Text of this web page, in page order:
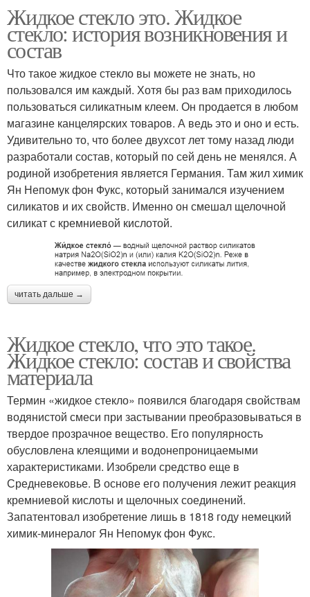
Жидкое стекло это. Жидкое
стекло: история возникновения и
состав
Что такое жидкое стекло вы можете не знать, но
пользовался им каждый. Хотя бы раз вам приходилось
пользоваться силикатным клеем. Он продается в любом
магазине канцелярских товаров. А ведь это и оно и есть.
Удивительно то, что более двухсот лет тому назад люди
разработали состав, который по сей день не менялся. А
родиной изобретения является Германия. Там жил химик
Ян Непомук фон Фукс, который занимался изучением
силикатов и их свойств. Именно он смешал щелочной
силикат с кремниевой кислотой.
читать дальше →
Жидкое стекло, что это такое.
Жидкое стекло: состав и свойства
материала
Термин «жидкое стекло» появился благодаря свойствам
водянистой смеси при застывании преобразовываться в
твердое прозрачное вещество. Его популярность
обусловлена клеящими и водонепроницаемыми
характеристиками. Изобрели средство еще в
Средневековье. В основе его получения лежит реакция
кремниевой кислоты и щелочных соединений.
Запатентовал изобретение лишь в 1818 году немецкий
химик-минералог Ян Непомук фон Фукс.